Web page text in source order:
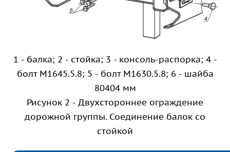
1 - балка; 2 - стойка; 3 - консоль-распорка; 4 -
болт М1645.5.8; 5 - болт М1630.5.8; 6 - шайба
80404 мм
Рисунок 2 - Двухстороннее ограждение
дорожной группы. Соединение балок со
стойкой